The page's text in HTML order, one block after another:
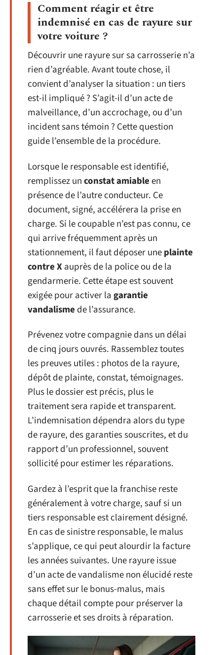
Comment réagir et être
indemnisé en cas de rayure sur
votre voiture ?
Découvrir une rayure sur sa carrosserie n’a
rien d’agréable. Avant toute chose, il
convient d’analyser la situation : un tiers
est-il impliqué ? S’agit-il d’un acte de
malveillance, d’un accrochage, ou d’un
incident sans témoin ? Cette question
guide l’ensemble de la procédure.
Lorsque le responsable est identifié,
remplissez unconstat amiableen
présence de l’autre conducteur. Ce
document, signé, accélérera la prise en
charge. Si le coupable n’est pas connu, ce
qui arrive fréquemment après un
stationnement, il faut déposer uneplainte
contre Xauprès de la police ou de la
gendarmerie. Cette étape est souvent
exigée pour activer lagarantie
vandalisme de l’assurance.
Prévenez votre compagnie dans un délai
de cinq jours ouvrés. Rassemblez toutes
les preuves utiles : photos de la rayure,
dépôt de plainte, constat, témoignages.
Plus le dossier est précis, plus le
traitement sera rapide et transparent.
L’indemnisation dépendra alors du type
de rayure, des garanties souscrites, et du
rapport d’un professionnel, souvent
sollicité pour estimer les réparations.
Gardez à l’esprit que la franchise reste
généralement à votre charge, sauf si un
tiers responsable est clairement désigné.
En cas de sinistre responsable, le malus
s’applique, ce qui peut alourdir la facture
les années suivantes. Une rayure issue
d’un acte de vandalisme non élucidé reste
sans effet sur le bonus-malus, mais
chaque détail compte pour préserver la
carrosserie et ses droits à réparation.